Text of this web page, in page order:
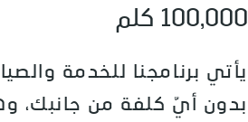
100,000 كلم
يأتي برنامجنا للخدمة
بدون أيّ كلفة من جانبك،